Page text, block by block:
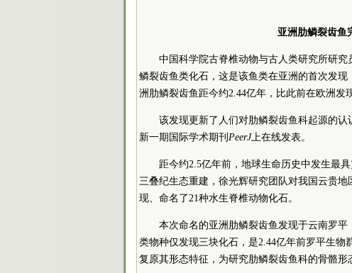
亚洲肋鳞裂齿鱼
中国科学院古脊椎动物与古人类研究所研
鳞裂齿鱼类化石，这是该鱼类在亚洲的首次发
洲肋鳞裂齿鱼距今约2.44亿年，比此前在欧洲发
该发现更新了人们对肋鳞裂齿鱼科起源的
新一期国际学术期刊 PeerJ上在线发表。
距今约2.5亿年前，地球生命历史中发生最
三叠纪生态重建，徐光辉研究团队对我国云贵
现、命名了21种水生脊椎动物化石。
本次命名的亚洲肋鳞裂齿鱼发现于云南罗
类物种仅发现三块化石，是2.44亿年前罗平生
复原其形态特征，为研究肋鳞裂齿鱼科的骨骼形